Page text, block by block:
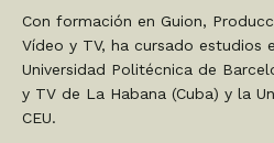
Con formación en Guion,
Vídeo y TV, ha cursado estudios
Universidad Politécnica de
y TV de La Habana (Cuba) y la
CEU.